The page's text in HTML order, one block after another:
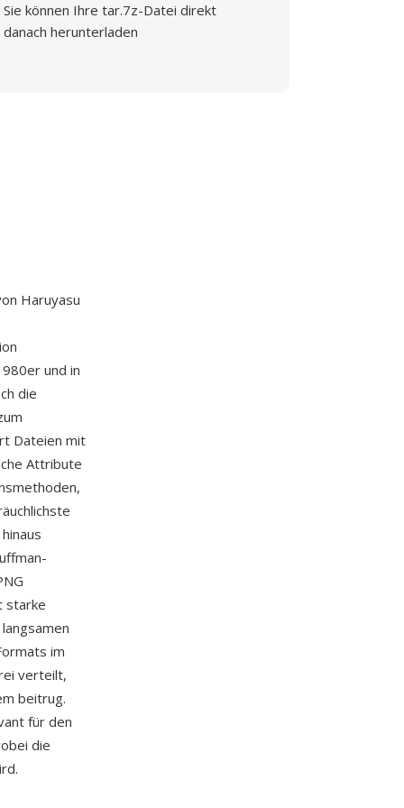
Sie können Ihre tar.7z-Datei direkt
danach herunterladen
Haruyasu
und in
die
Dateien mit
Attribute
starke
im
verteilt,
beitrug.
für den
die